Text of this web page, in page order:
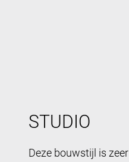
STUDIO
Deze bouwstijl is